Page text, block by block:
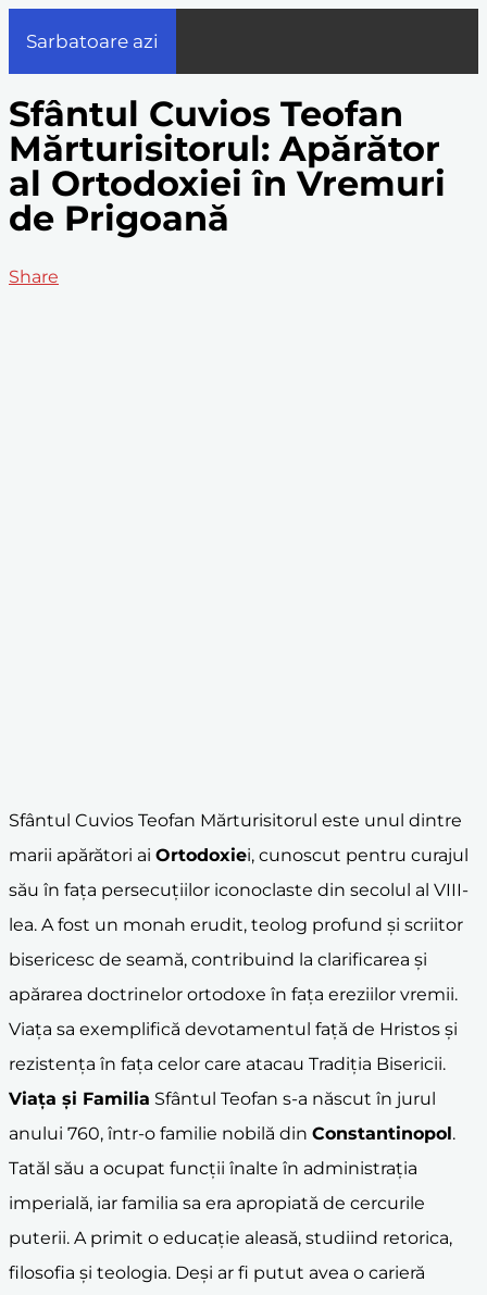
Sarbatoare azi
Sfântul Cuvios Teofan
Mărturisitorul: Apărător
al Ortodoxiei în Vremuri
de Prigoană
Share
Sfântul Cuvios Teofan Mărturisitorul este unul dintre
marii apărători ai Ortodoxiei, cunoscut pentru curajul
său în fața persecuțiilor iconoclaste din secolul al VIII-
lea. A fost un monah erudit, teolog profund și scriitor
bisericesc de seamă, contribuind la clarificarea și
apărarea doctrinelor ortodoxe în fața ereziilor vremii.
Viața sa exemplifică devotamentul față de Hristos și
rezistența în fața celor care atacau Tradiția Bisericii.
Viața și Familia Sfântul Teofan s-a născut în jurul
anului 760, într-o familie nobilă din Constantinopol.
Tatăl său a ocupat funcții înalte în administrația
imperială, iar familia sa era apropiată de cercurile
puterii. A primit o educație aleasă, studiind retorica,
filosofia și teologia. Deși ar fi putut avea o carieră